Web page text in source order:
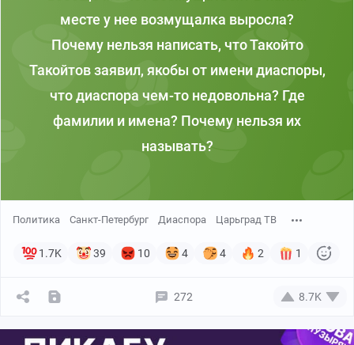
месте у нее возмущалка выросла?
Почему нельзя написать, что Такойто
Такойтов заявил, якобы от имени диаспоры,
что диаспора чем-то недовольна? Где
фамилии и имена? Почему нельзя их
называть?
Политика Санкт-Петербург Диаспора Царьград ТВ
1.7K 39 10 4 4 2 1
272 8.7K